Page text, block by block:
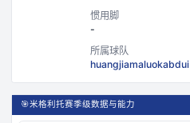
惯用脚
-
所属球队
huangjiamaluokabdui
🎯米格利托赛季级数据与能力